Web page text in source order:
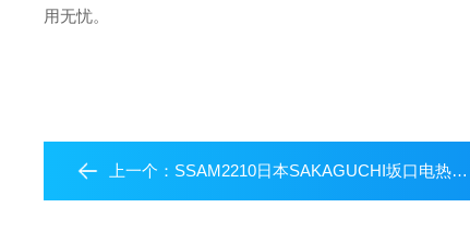
用无忧。
上一个： SSAM2210日本SAKAGUCHI坂口电热硅橡胶加热器